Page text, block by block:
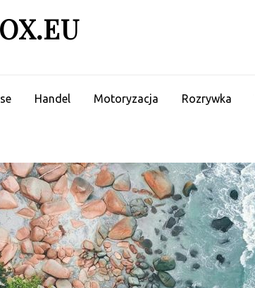
Handel Motoryzacja Rozrywka